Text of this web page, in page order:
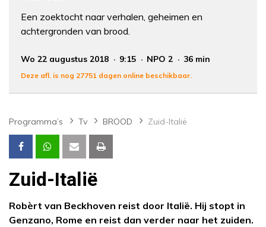
Een zoektocht naar verhalen, geheimen en
achtergronden van brood.
Wo 22 augustus 2018 9:15 NPO 2 36 min
Deze afl. is nog 27751 dagen online beschikbaar.
Programma’s Tv BROOD Zuid-Italië
Zuid-Italië
Robèrt van Beckhoven reist door Italië. Hij stopt in
Genzano, Rome en reist dan verder naar het zuiden.